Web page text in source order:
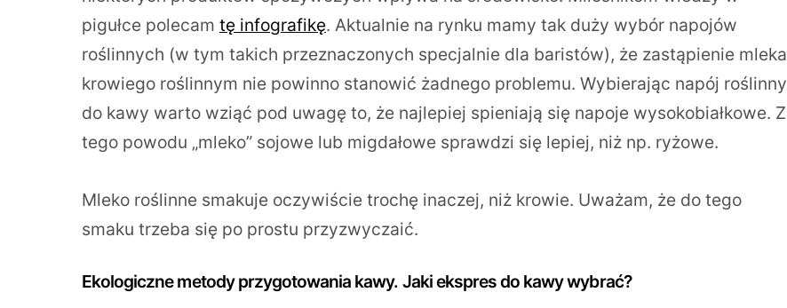
pigułce polecam tę infografikę. Aktualnie na rynku mamy tak duży wybór napojów
roślinnych (w tym takich przeznaczonych specjalnie dla baristów), że zastąpienie mleka
krowiego roślinnym nie powinno stanowić żadnego problemu. Wybierając napój roślinny
do kawy warto wziąć pod uwagę to, że najlepiej spieniają się napoje wysokobiałkowe. Z
tego powodu „mleko” sojowe lub migdałowe sprawdzi się lepiej, niż np. ryżowe.
Mleko roślinne smakuje oczywiście trochę inaczej, niż krowie. Uważam, że do tego
smaku trzeba się po prostu przyzwyczaić.
Ekologiczne metody przygotowania kawy. Jaki ekspres do kawy wybrać?